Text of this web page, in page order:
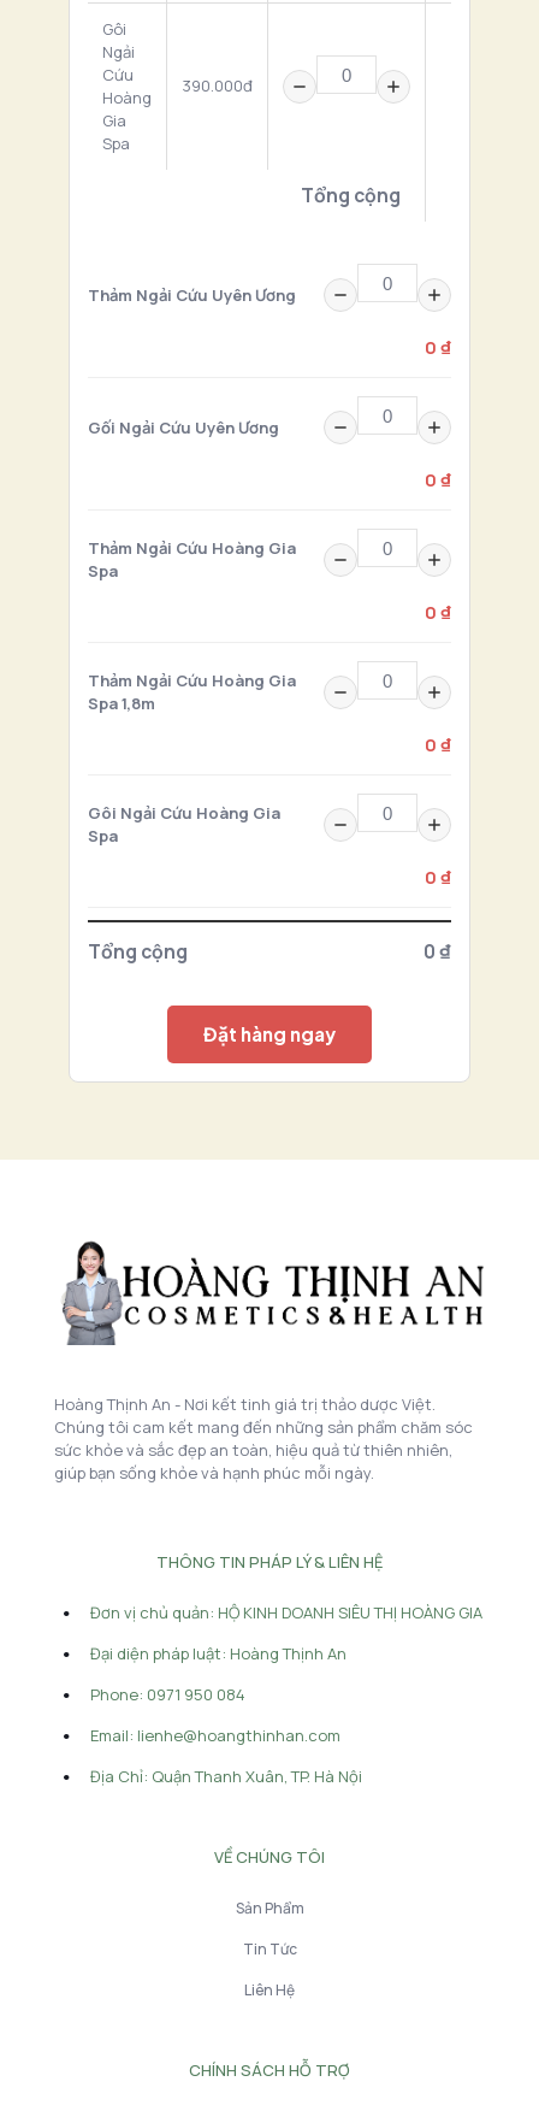
Gôi
Ngải
Cứu
Hoàng
Gia
Spa
390.000đ
Tổng cộng
Thảm Ngải Cứu Uyên Ương
0 ₫
Gối Ngải Cứu Uyên Ương
0 ₫
Thảm Ngải Cứu Hoàng Gia
Spa
0 ₫
Thảm Ngải Cứu Hoàng Gia
Spa 1,8m
0 ₫
Gôi Ngải Cứu Hoàng Gia
Spa
0 ₫
Tổng cộng 0 ₫
Đặt hàng ngay
Hoàng Thịnh An - Nơi kết tinh giá trị thảo dược Việt.
Chúng tôi cam kết mang đến những sản phẩm chăm sóc
sức khỏe và sắc đẹp an toàn, hiệu quả từ thiên nhiên,
giúp bạn sống khỏe và hạnh phúc mỗi ngày.
THÔNG TIN PHÁP LÝ & LIÊN HỆ
Đơn vị chủ quản: HỘ KINH DOANH SIÊU THỊ HOÀNG GIA
Đại diện pháp luật: Hoàng Thịnh An
Phone: 0971 950 084
Email: lienhe@hoangthinhan.com
Địa Chỉ: Quận Thanh Xuân, TP. Hà Nội
VỀ CHÚNG TÔI
Sản Phẩm
Tin Tức
Liên Hệ
CHÍNH SÁCH HỖ TRỢ